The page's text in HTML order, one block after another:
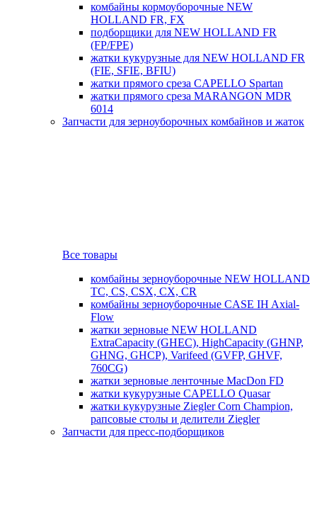
комбайны кормоуборочные NEW
HOLLAND FR, FX
подборщики для NEW HOLLAND FR
(FP/FPE)
жатки кукурузные для NEW HOLLAND FR
(FIE, SFIE, BFIU)
жатки прямого среза CAPELLO Spartan
жатки прямого среза MARANGON MDR
6014
Запчасти для зерноуборочных комбайнов и жаток
Все товары
комбайны зерноуборочные NEW HOLLAND
TC, CS, CSX, CX, CR
комбайны зерноуборочные CASE IH Axial-
Flow
жатки зерновые NEW HOLLAND
ExtraCapacity (GHEC), HighCapacity (GHNP,
GHNG, GHCP), Varifeed (GVFP, GHVF,
760CG)
жатки зерновые ленточные MacDon FD
жатки кукурузные CAPELLO Quasar
жатки кукурузные Ziegler Corn Champion,
рапсовые столы и делители Ziegler
Запчасти для пресс-подборщиков